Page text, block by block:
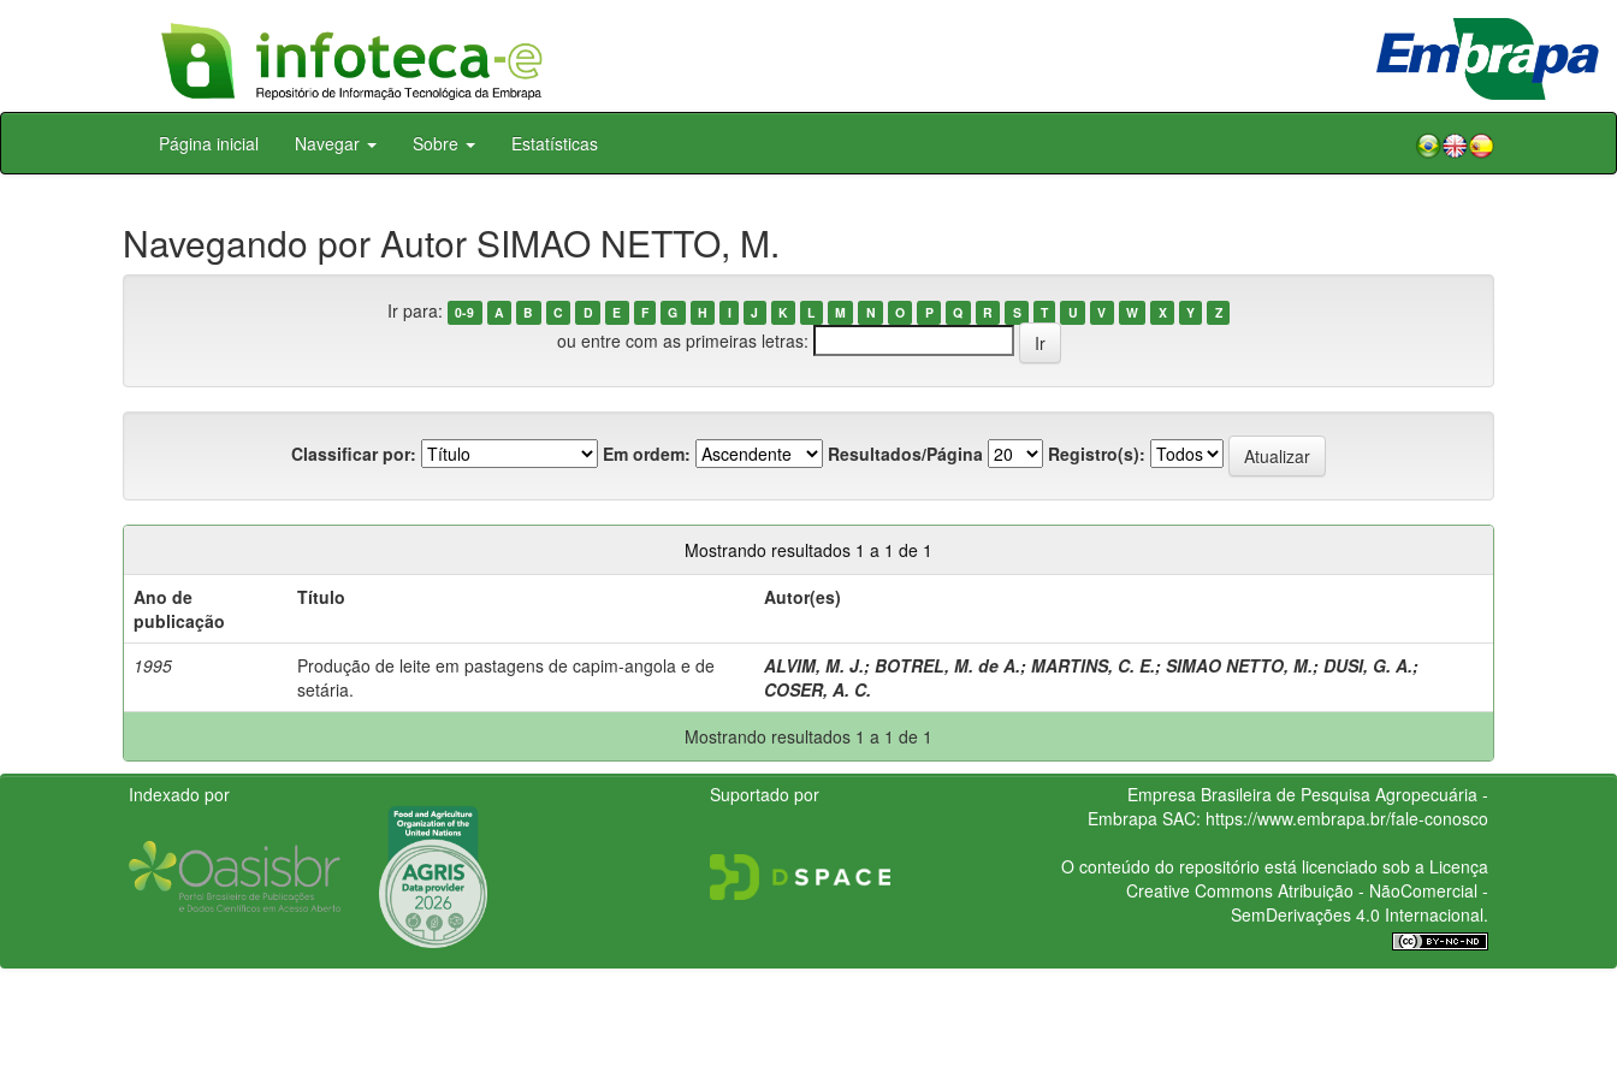
Skip
Página inicial Navegar Sobre Estatísticas
Navegando por Autor SIMAO NETTO, M.
Ir para: 0-9 A B C D E F G H I J K L M N O P Q R S T U V W X Y Z
ou entre com as primeiras letras:
Classificar por: Em ordem: Resultados/Página Registro(s):
Mostrando resultados 1 a 1 de 1
Ano de
publicação
Título Autor(es)
1995
Produção de leite em pastagens de capim-angola e de
setária.
ALVIM, M. J.; BOTREL, M. de A.; MARTINS, C. E.; SIMAO NETTO, M.; DUSI, G. A.;
COSER, A. C.
Mostrando resultados 1 a 1 de 1
Indexado por Suportado por
Empresa Brasileira de Pesquisa Agropecuária -
Embrapa SAC: https://www.embrapa.br/fale-conosco
O conteúdo do repositório está licenciado sob a Licença
Creative CommonsAtribuição - NãoComercial -
SemDerivações 4.0 Internacional.